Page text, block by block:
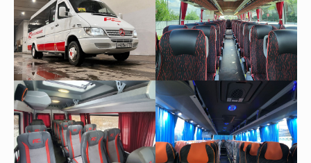
© Все права защищены. Копирование
материалов запрещено.
О нас Контакты Новости Блог